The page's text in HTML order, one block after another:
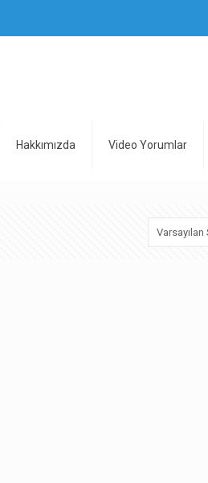
Hakkımızda Video Yorumlar